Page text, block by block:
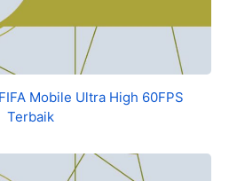
Mobile Ultra High 60FPS
Terbaik